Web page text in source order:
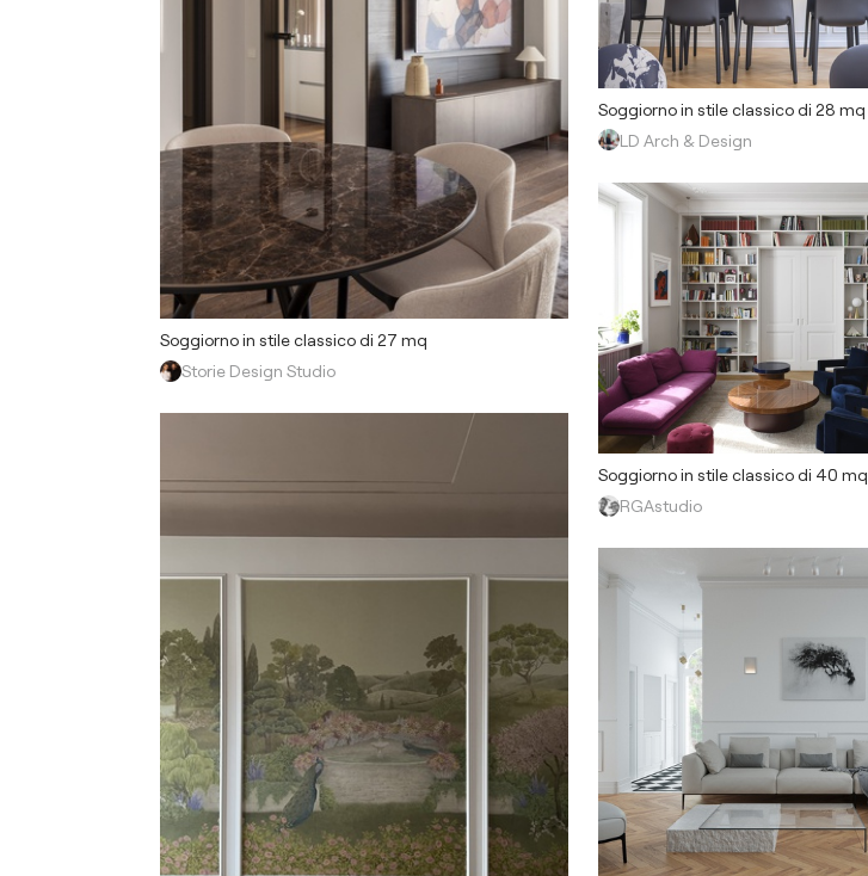
Soggiorno in stile classico di 27 mq
Storie Design Studio
Soggiorno in stile classico di 28 mq
LD Arch & Design
Soggiorno in stile classico di 40 mq
RGAstudio